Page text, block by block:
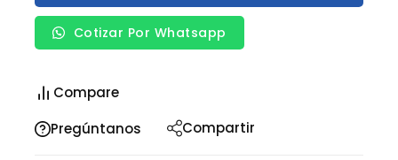
Cotizar Por Whatsapp
Compare
Pregúntanos
Compartir